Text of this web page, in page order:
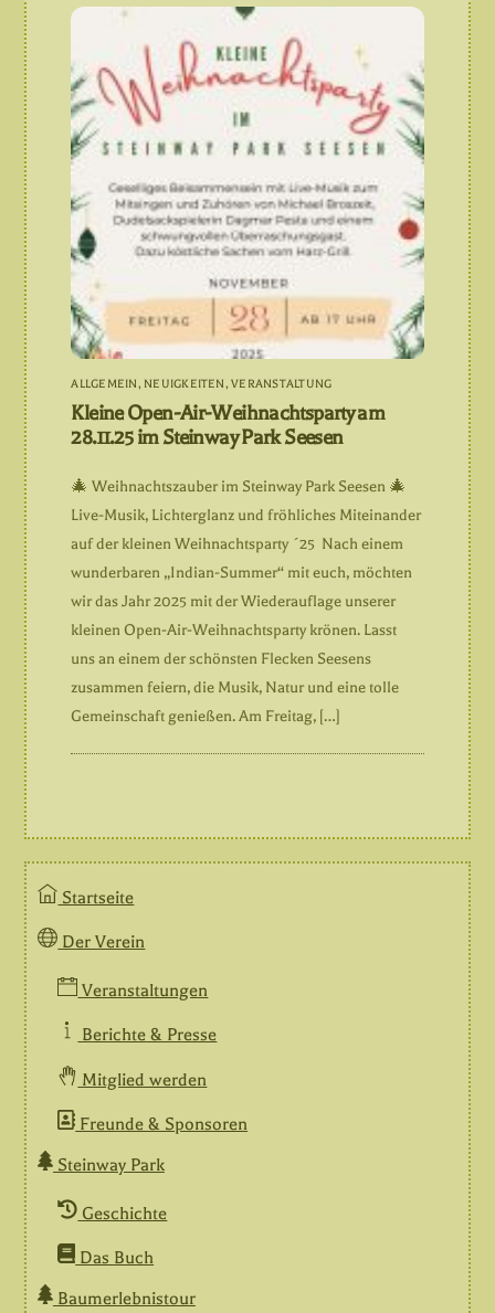
ALLGEMEIN, NEUIGKEITEN,VERANSTALTUNG
Kleine Open-Air-Weihnachtsparty am
28.11.25 im Steinway Park Seesen
🎄 Weihnachtszauber im Steinway Park Seesen 🎄
Live-Musik, Lichterglanz und fröhliches Miteinander
auf der kleinen Weihnachtsparty ´25 Nach einem
wunderbaren „Indian-Summer“ mit euch, möchten
wir das Jahr 2025 mit der Wiederauflage unserer
kleinen Open-Air-Weihnachtsparty krönen. Lasst
uns an einem der schönsten Flecken Seesens
zusammen feiern, die Musik, Natur und eine tolle
Gemeinschaft genießen. Am Freitag, […]
Startseite
Der Verein
Veranstaltungen
Berichte & Presse
Mitglied werden
Freunde & Sponsoren
Steinway Park
Geschichte
Das Buch
Baumerlebnistour